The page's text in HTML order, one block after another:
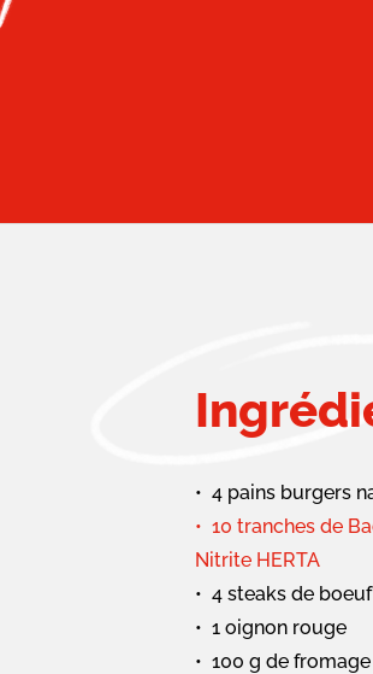
4 pains burgers
10 tranches de
Nitrite HERTA
4 steaks de boeuf
1 oignon rouge
100 g de